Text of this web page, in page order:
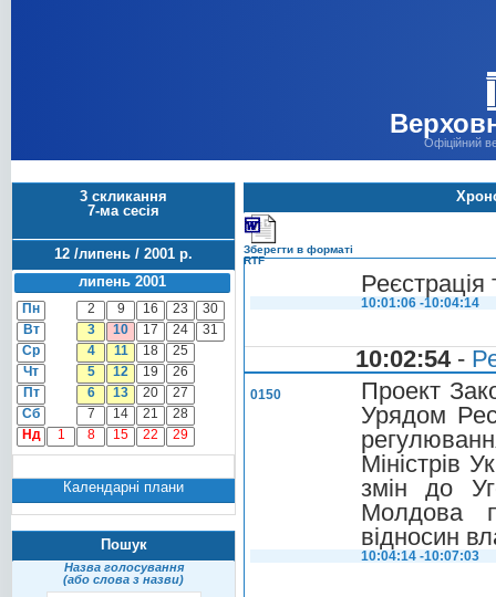
Офіційний
3 скликання
7-ма сесія
12 /липень / 2001 р.
липень 2001
Пн 2 9 16 23
30
Вт
3 10 17 24
31
Ср
4 11 18
25
Чт
5 12 19
26
Пт
6 13 20
27
Сб
7 14 21
28
Нд
1 8 15 22 29
Календарні плани
Пошук
Назва голосування
(або слова з назви)
Зберегти в форматі
RTF
Реєстрація
10:01:06 -10:04:14
10:02:54-
0150
Проект
Урядом
Міністрів
змін до
Молдова
відносин
10:04:14 -10:07:03